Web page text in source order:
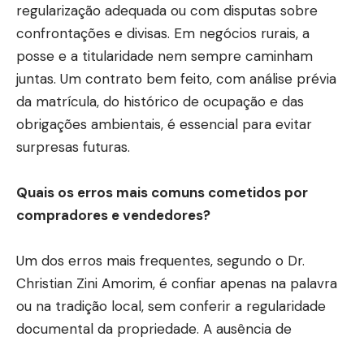
regularização adequada ou com disputas sobre
confrontações e divisas. Em negócios rurais, a
posse e a titularidade nem sempre caminham
juntas. Um contrato bem feito, com análise prévia
da matrícula, do histórico de ocupação e das
obrigações ambientais, é essencial para evitar
surpresas futuras.
Quais os erros mais comuns cometidos por
compradores e vendedores?
Um dos erros mais frequentes, segundo o Dr.
Christian Zini Amorim, é confiar apenas na palavra
ou na tradição local, sem conferir a regularidade
documental da propriedade. A ausência de